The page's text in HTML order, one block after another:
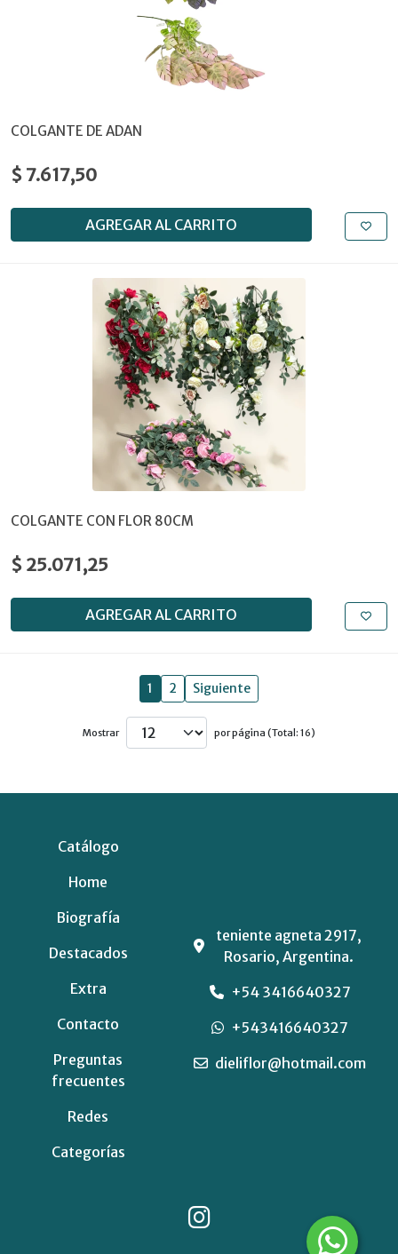
COLGANTE DE ADAN
$ 7.617,50
AGREGAR AL CARRITO
COLGANTE CON FLOR 80CM
$ 25.071,25
AGREGAR AL CARRITO
1 2 Siguiente
Mostrar por página (Total: 16)
Catálogo
Home
Biografía
Destacados
Extra
Contacto
Preguntas
frecuentes
Redes
Categorías
teniente agneta 2917,
Rosario, Argentina.
+54 3416640327
+543416640327
dieliflor@hotmail.com